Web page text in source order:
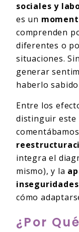
sociales y
es un
comprenden
diferentes o
situaciones.
generar
haberlo
Entre los
distinguir este
integra el
mismo), y la
inseguridades
cómo
¿Por